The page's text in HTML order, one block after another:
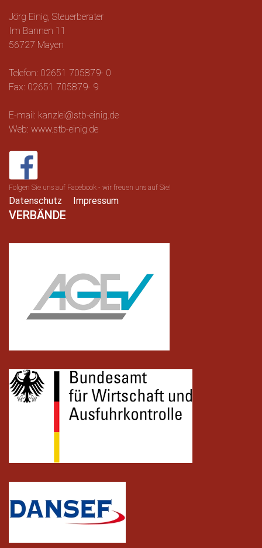
Jörg Einig, Steuerberater
Im Bannen 11
56727 Mayen
Telefon: 02651 705879- 0
Fax: 02651 705879- 9
E-mail: kanzlei@stb-einig.de
Web: www.stb-einig.de
Folgen Sie uns auf Facebook - wir freuen uns auf Sie!
Datenschutz Impressum
VERBÄNDE